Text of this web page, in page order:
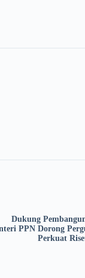
Dukung
PPN Dorong
Perkuat